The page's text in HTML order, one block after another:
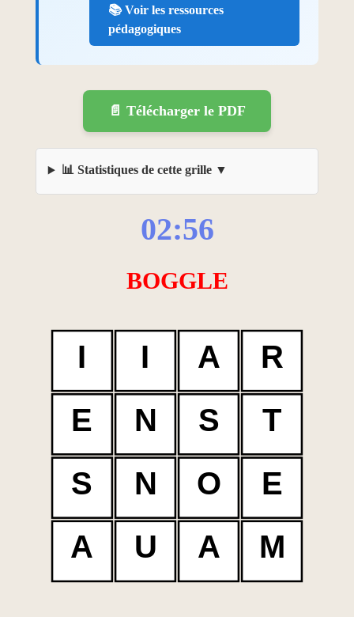
📚 Voir les ressources
pédagogiques
📄 Télécharger le PDF
📊 Statistiques de cette grille
02:56
BOGGLE
I I A
R
E
N S
T
S
N O E
A U A M